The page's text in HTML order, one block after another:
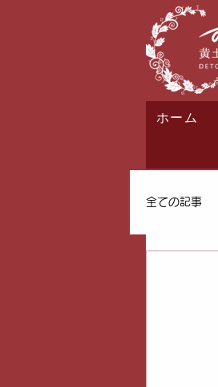
ホーム
全ての記事